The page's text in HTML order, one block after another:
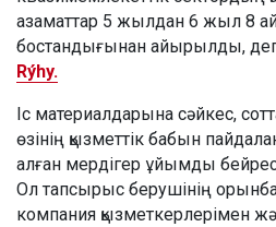
азаматтар 5 жылдан 6 жыл 8
бостандығынан айырылды,
Rýhy.
Іс материалдарына сәйкес,
өзінің қызметтік бабын
алған мердігер ұйымды
Ол тапсырыс берушінің
компания қызметкерлерімен